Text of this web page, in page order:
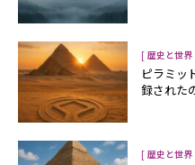
[ 歴史と世界
ピラミッ
録された
[ 歴史と世界